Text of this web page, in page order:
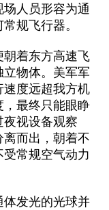
人员形容为通
规飞行器。
着东方高速飞
物体。美军军
度远超我方机
最终只能眼睁
视设备观察
而出，朝着不
常规空气动力
体发光的光球并